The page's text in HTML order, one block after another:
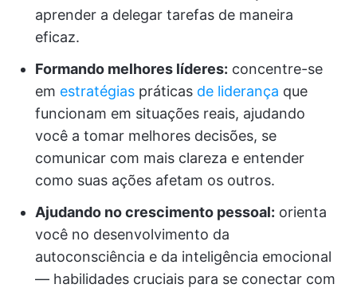
aprender a delegar tarefas de maneira
eficaz.
Formando melhores líderes: concentre-se
em estratégias práticas de liderança que
funcionam em situações reais, ajudando
você a tomar melhores decisões, se
comunicar com mais clareza e entender
como suas ações afetam os outros.
Ajudando no crescimento pessoal: orienta
você no desenvolvimento da
autoconsciência e da inteligência emocional
— habilidades cruciais para se conectar com